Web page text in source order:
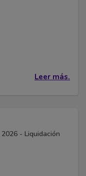
Leer más.
- Liquidación